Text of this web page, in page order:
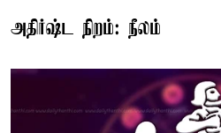
அதிர்ஷ்ட நிறம்: நீலம்